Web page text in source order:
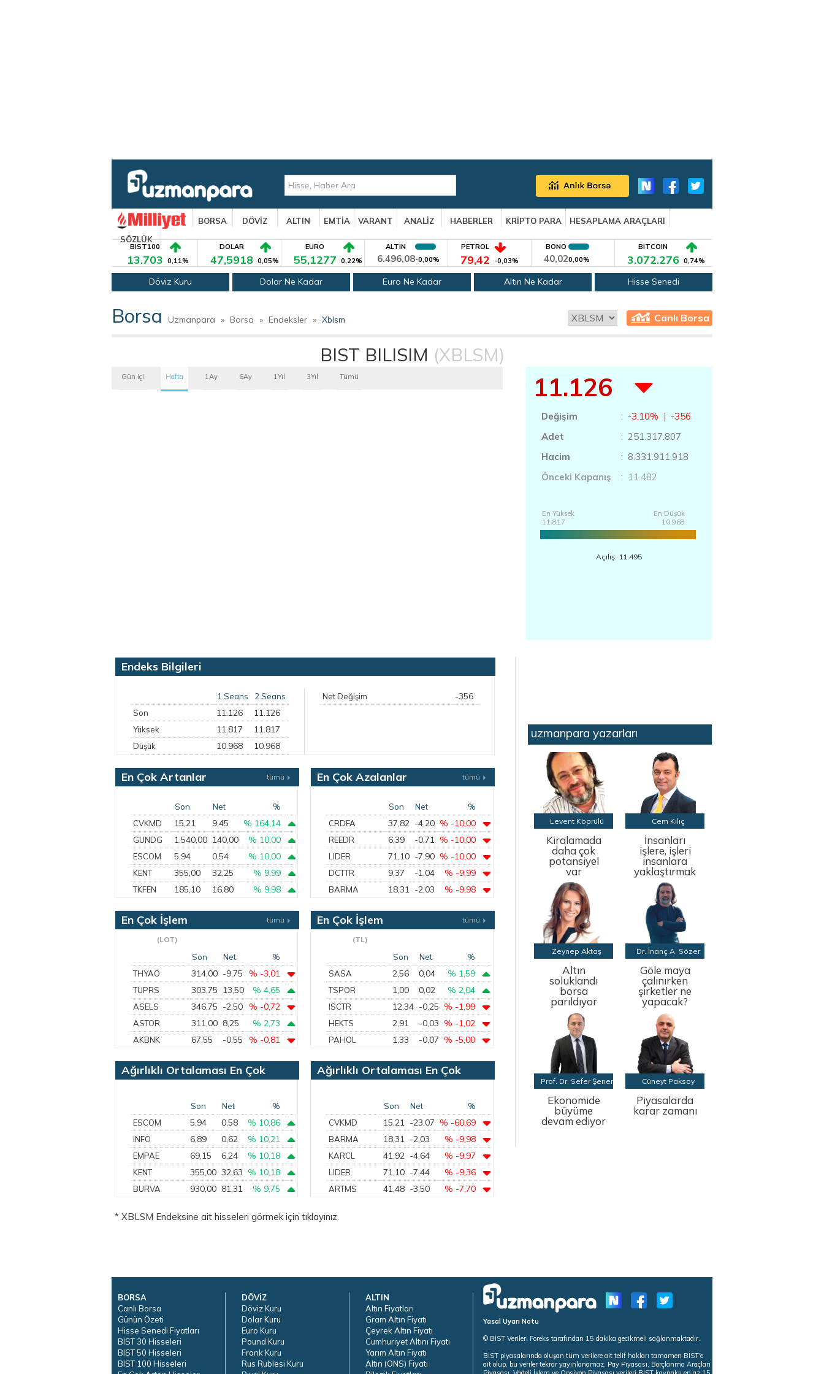
BORSA DÖVİZ ALTIN EMTİA VARANT ANALİZ HABERLER KRİPTO PARA
HESAPLAMA ARAÇLARI
SÖZLÜK
BIST100
13.703 0,11%
DOLAR
47,5918 0,05%
EURO
55,1277 0,22%
ALTIN
6.496,08-0,00%
PETROL
79,42 -0,03%
BONO
40,020,00%
BITCOIN
3.072.276 0,74%
Döviz Kuru Dolar Ne Kadar Euro Ne Kadar Altın Ne Kadar Hisse Senedi
Borsa Uzmanpara » Borsa » Endeksler » Xblsm Canlı Borsa
BIST BILISIM (XBLSM)
11.126
Değişim : -3,10% | -356
Adet
: 251.317.807
Hacim
: 8.331.911.918
Önceki Kapanış
: 11.482
En Yüksek
11.817
En Düşük
10.968
Açılış: 11.495
Gün içi Hafta 1Ay 6Ay 1Yıl 3Yıl Tümü
Endeks Bilgileri
1.Seans
2.Seans
Son
11.126 11.126
Yüksek 11.817 11.817
Düşük 10.968 10.968
Net Değişim -356
En Çok Artanlar tümü
Son Net
%
CVKMD
15,21 9,45 % 164,14
GUNDG 1.540,00 140,00 % 10,00
ESCOM 5,94 0,54 % 10,00
KENT 355,00 32,25 % 9,99
TKFEN 185,10 16,80 % 9,98
En Çok Azalanlar tümü
Son Net
%
CRDFA
37,82 -4,20 % -10,00
REEDR 6,39 -0,71 % -10,00
LIDER 71,10 -7,90 % -10,00
DCTTR 9,37 -1,04 % -9,99
BARMA 18,31 -2,03 % -9,98
En Çok İşlem
(LOT)
tümü
Son Net
%
THYAO
314,00 -9,75 % -3,01
TUPRS 303,75 13,50 % 4,65
ASELS 346,75 -2,50 % -0,72
ASTOR 311,00 8,25 % 2,73
AKBNK 67,55 -0,55 % -0,81
En Çok İşlem
(TL)
tümü
Son Net
%
SASA
2,56 0,04 % 1,59
TSPOR 1,00 0,02 % 2,04
ISCTR 12,34 -0,25 % -1,99
HEKTS 2,91 -0,03 % -1,02
PAHOL 1,33 -0,07 % -5,00
Ağırlıklı Ortalaması En Çok
Son Net
%
ESCOM
5,94 0,58 % 10,86
INFO 6,89 0,62 % 10,21
EMPAE 69,15 6,24 % 10,18
KENT 355,00 32,63 % 10,18
BURVA 930,00 81,31 % 9,75
Ağırlıklı Ortalaması En Çok
Son Net
%
CVKMD
15,21 -23,07 % -60,69
BARMA 18,31 -2,03 % -9,98
KARCL 41,92 -4,64 % -9,97
LIDER 71,10 -7,44 % -9,36
ARTMS 41,48 -3,50 % -7,70
* XBLSM Endeksine ait hisseleri görmek için tıklayınız.
uzmanpara yazarları
Levent Köprülü
Kiralamada
daha çok
potansiyel
var
Cem Kılıç
İnsanları
işlere, işleri
insanlara
yaklaştırmak
Zeynep Aktaş
Altın
soluklandı
borsa
parıldıyor
Dr. İnanç A. Sözer
Göle maya
çalınırken
şirketler ne
yapacak?
Prof. Dr. Sefer Şener
Ekonomide
büyüme
devam ediyor
Cüneyt Paksoy
Piyasalarda
karar zamanı
BORSA
Canlı Borsa
Günün Özeti
Hisse Senedi Fiyatları
BIST 30 Hisseleri
BIST 50 Hisseleri
BIST 100 Hisseleri
DÖVİZ
Döviz Kuru
Dolar Kuru
Euro Kuru
Pound Kuru
Frank Kuru
Rus Rublesi Kuru
ALTIN
Altın Fiyatları
Gram Altın Fiyatı
Çeyrek Altın Fiyatı
Cumhuriyet Altını Fiyatı
Yarım Altın Fiyatı
Altın (ONS) Fiyatı
Yasal Uyarı Notu
© BİST Verileri Foreks tarafından 15 dakika gecikmeli sağlanmaktadır.
BIST piyasalarında oluşan tüm verilere ait telif hakları tamamen BIST'e
ait olup, bu veriler tekrar yayınlanamaz. Pay Piyasası, Borçlanma Araçları